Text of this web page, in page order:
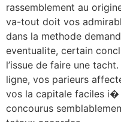
rassemblement au
va-tout doit vos
dans la methode
eventualite, certain
l’issue de faire une
ligne, vos parieurs
vos la capitale faciles i�
concourus